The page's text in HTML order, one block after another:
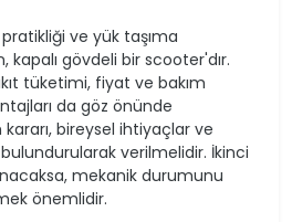
ve yük taşıma
kapalı gövdeli bir scooter'dır.
tüketimi, fiyat ve bakım
da göz önünde
kararı, bireysel ihtiyaçlar ve
verilmelidir. İkinci
mekanik durumunu
önemlidir.